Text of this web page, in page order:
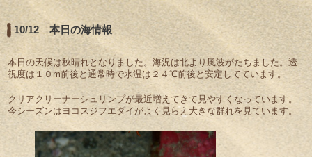
プ
10/12 本日の海情報
本日の天候は秋晴れとなりました。海況は北より風波がたちました。透
視度は１０m前後と通常時で水温は２４℃前後と安定してています。
クリアクリーナーシュリンプが最近増えてきて見やすくなっています。
今シーズンはヨコスジフエダイがよく見らえ大きな群れを見ています。